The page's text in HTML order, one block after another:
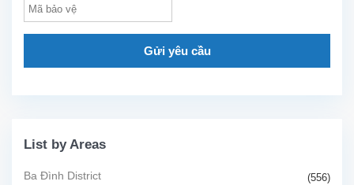
Gửi yêu cầu
List by Areas
Ba Đình District (556)